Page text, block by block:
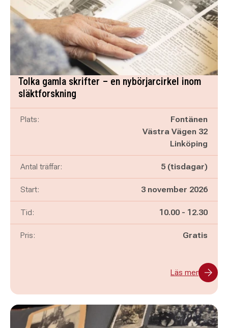
Tolka gamla skrifter – en nybörjarcirkel inom
släktforskning
Plats:
Fontänen
Västra Vägen 32
Linköping
Antal träffar: 5 (tisdagar)
Start: 3 november 2026
Tid: Pågår mellan
10.00 - och
12.30
Pris: Gratis
Läs mer